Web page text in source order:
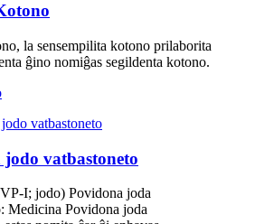
la sensempilita kotono prilaborita
ĝino nomiĝas segildenta kotono.
vatbastoneto
I; jodo) Povidona joda
Medicina Povidona joda